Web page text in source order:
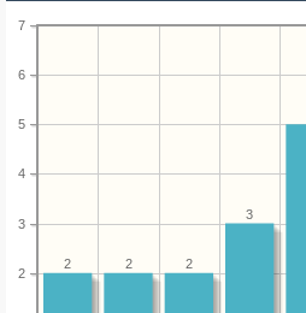
2
3
4
5
6
7
3
2
2
2